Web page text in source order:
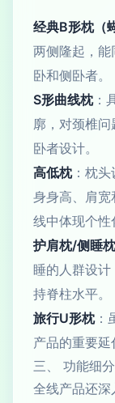
经典B形枕（
两侧隆起，
卧和侧卧者。
S形曲线枕：
廓，对颈椎
卧者设计。
高低枕：枕头
身身高、肩
线中体现个性
护肩枕/侧睡枕
睡的人群设
持脊柱水平。
旅行U形枕：
产品的重要延
三、 功能细
全线产品还深